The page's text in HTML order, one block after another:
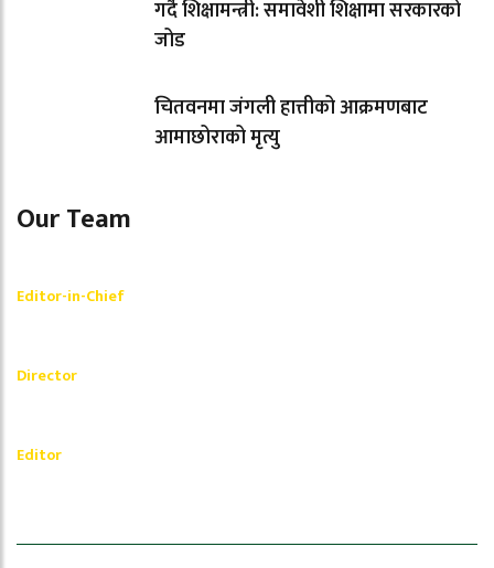
गर्दै शिक्षामन्त्री: समावेशी शिक्षामा सरकारको
जोड
चितवनमा जंगली हात्तीको आक्रमणबाट
आमाछोराको मृत्यु
Our Team
Editor-in-Chief
Director
Editor